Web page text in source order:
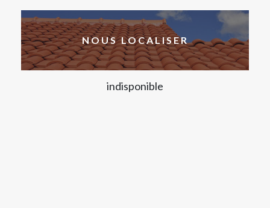
NOUS LOCALISER
indisponible